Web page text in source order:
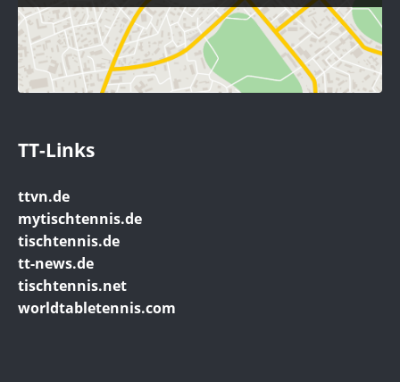
TT-Links
ttvn.de
mytischtennis.de
tischtennis.de
tt-news.de
tischtennis.net
worldtabletennis.com